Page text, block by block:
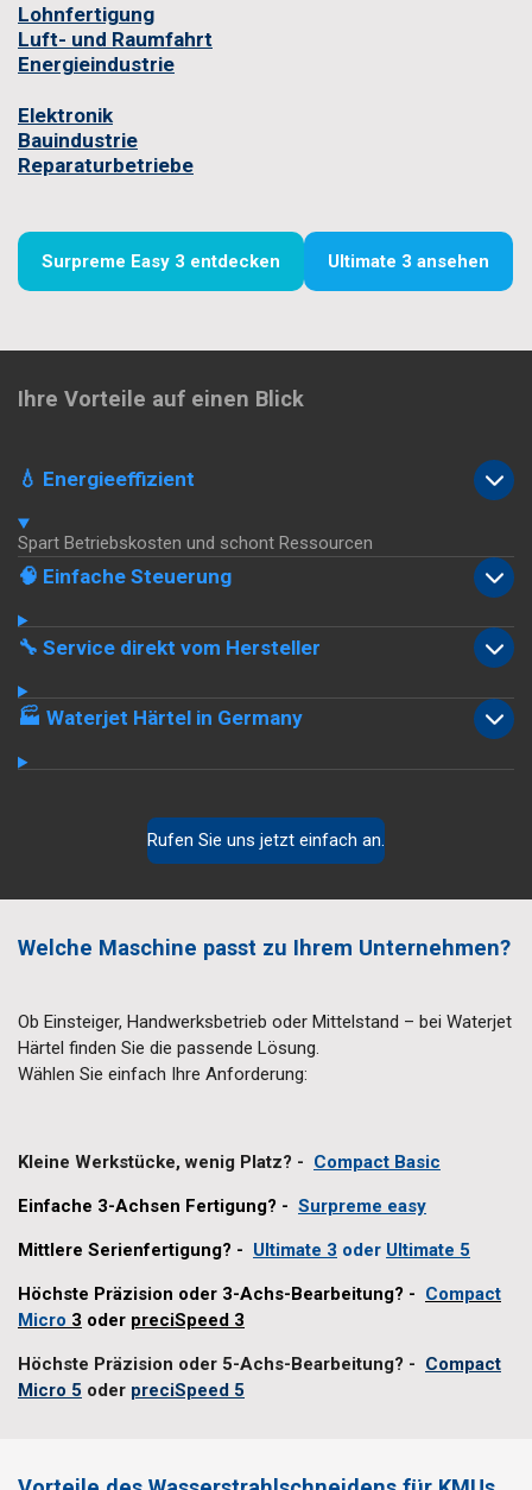
Lohnfertigung
Luft- und Raumfahrt
Energieindustrie
Elektronik
Bauindustrie
Reparaturbetriebe
Surpreme Easy 3 entdecken Ultimate 3 ansehen
Ihre Vorteile auf einen Blick
💧 Energieeffizient
Spart Betriebskosten und schont Ressourcen
🧠 Einfache Steuerung
🔧 Service direkt vom Hersteller
🏭 Waterjet Härtel in Germany
Rufen Sie uns jetzt einfach an.
Welche Maschine passt zu Ihrem Unternehmen?
Ob Einsteiger, Handwerksbetrieb oder Mittelstand – bei Waterjet
Härtel finden Sie die passende Lösung.
Wählen Sie einfach Ihre Anforderung:
Kleine Werkstücke, wenig Platz? - Compact Basic
Einfache 3-Achsen Fertigung? - Surpreme easy
Mittlere Serienfertigung? - Ultimate 3 oder Ultimate 5
Höchste Präzision oder 3-Achs-Bearbeitung? - Compact
Micro 3 oder preciSpeed 3
Höchste Präzision oder 5-Achs-Bearbeitung? - Compact
Micro 5 oder preciSpeed 5